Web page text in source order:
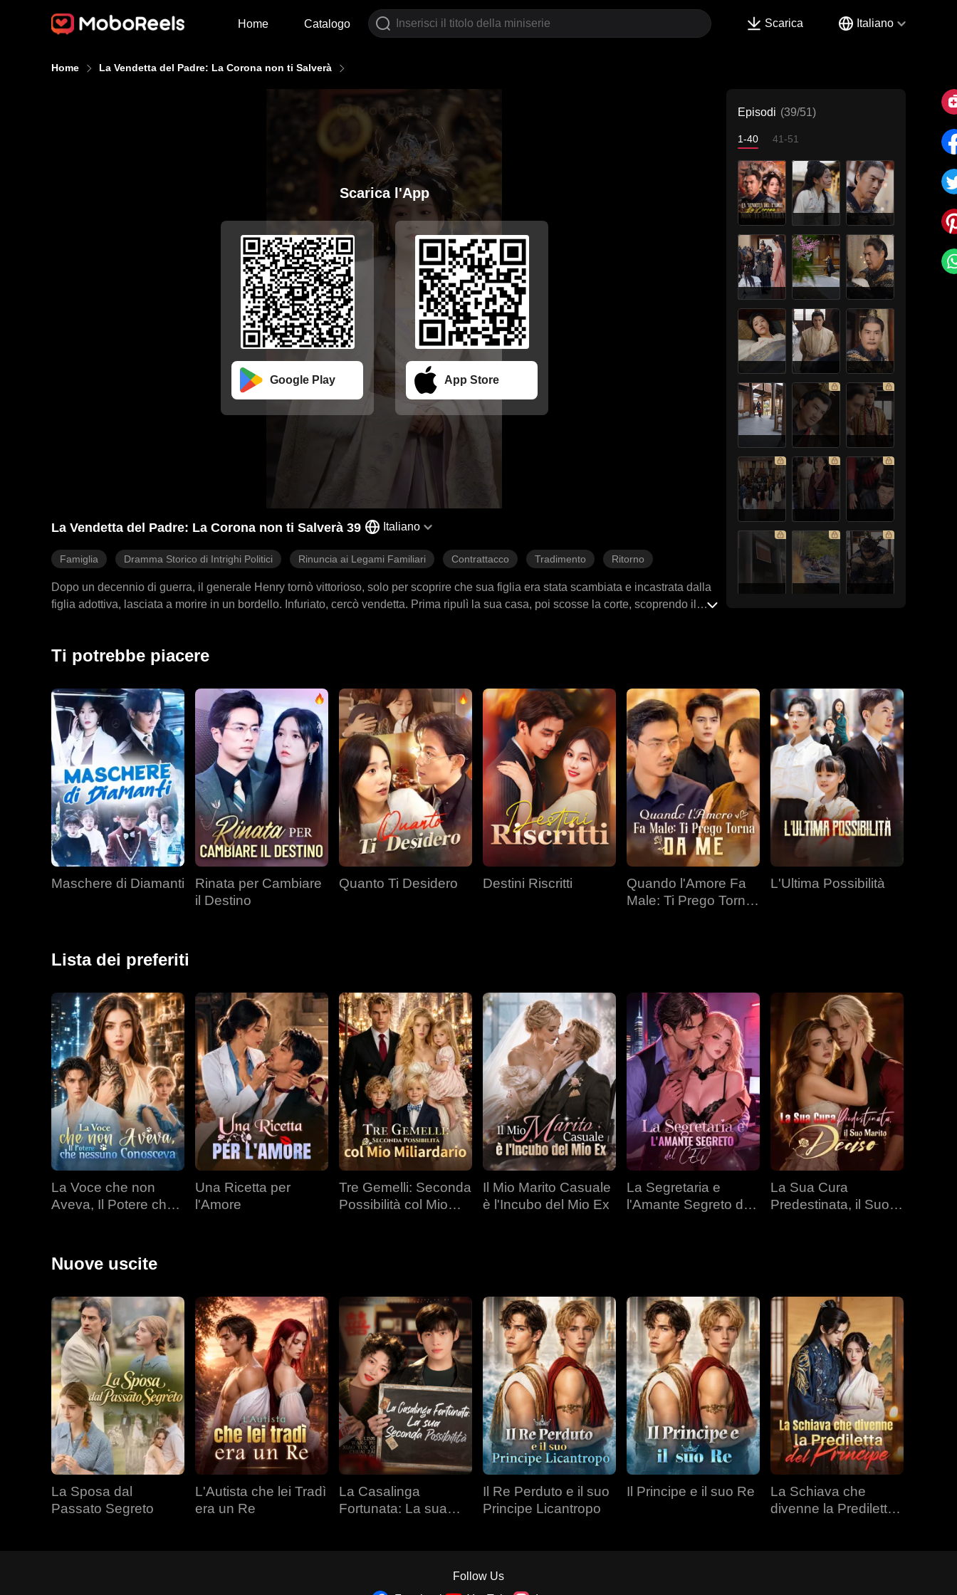
Home Catalogo Scarica Italiano
Home La Vendetta del Padre: La Corona non ti Salverà
Scarica l'App
Google Play App Store
La Vendetta del Padre: La Corona non ti Salverà 39 Italiano
Famiglia Dramma Storico di Intrighi Politici Rinuncia ai Legami Familiari Contrattacco Tradimento Ritorno
Dopo un decennio di guerra, il generale Henry tornò vittorioso, solo per scoprire che sua figlia era stata scambiata e incastrata dalla
figlia adottiva, lasciata a morire in un bordello. Infuriato, cercò vendetta. Prima ripulì la sua casa, poi scosse la corte, scoprendo il
Episodi (39/51)
1-40 41-51
Ti potrebbe piacere
Maschere di Diamanti
Rinata per Cambiare
il Destino
Quanto Ti Desidero Destini Riscritti
Quando l'Amore Fa
Male: Ti Prego Torna
L'Ultima Possibilità
Lista dei preferiti
La Voce che non
Aveva, Il Potere che
Una Ricetta per
l'Amore
Tre Gemelli: Seconda
Possibilità col Mio
Il Mio Marito Casuale
è l'Incubo del Mio Ex
La Segretaria e
l'Amante Segreto del
La Sua Cura
Predestinata, il Suo
Nuove uscite
La Sposa dal
Passato Segreto
L'Autista che lei Tradì
era un Re
La Casalinga
Fortunata: La sua
Il Re Perduto e il suo
Principe Licantropo
Il Principe e il suo Re
La Schiava che
divenne la Prediletta
Follow Us